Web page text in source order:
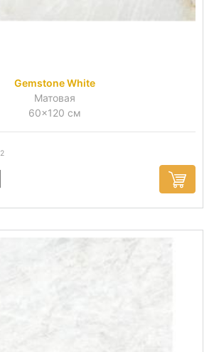
Gemstone White
Матовая
60x120 см
2